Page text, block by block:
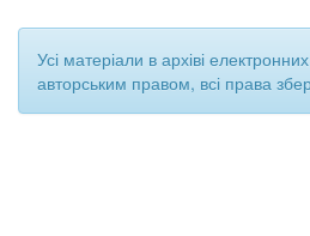
Усі матеріали в архіві
авторським правом, всі права